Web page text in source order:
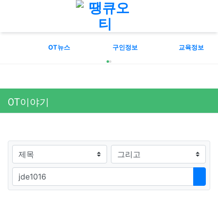
OT뉴스 구인정보 교육정보
OT이야기
검색대상
검색어
검